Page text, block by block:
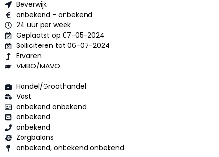
Beverwijk
onbekend - onbekend
24 uur per week
Geplaatst op 07-05-2024
Solliciteren tot 06-07-2024
Ervaren
VMBO/MAVO
Handel/Groothandel
Vast
onbekend onbekend
onbekend
onbekend
Zorgbalans
onbekend, onbekend onbekend